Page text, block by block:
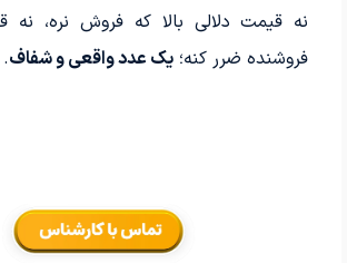
نه قیمت دلالی بالا که فروش نره، نه
فروشنده ضرر کنه؛ یک عدد واقعی و شفاف.